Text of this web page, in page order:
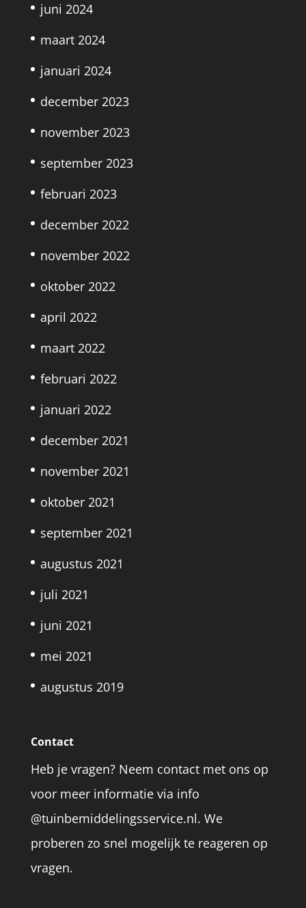
juni 2024
maart 2024
januari 2024
december 2023
november 2023
september 2023
februari 2023
december 2022
november 2022
oktober 2022
april 2022
maart 2022
februari 2022
januari 2022
december 2021
november 2021
oktober 2021
september 2021
augustus 2021
juli 2021
juni 2021
mei 2021
augustus 2019
Contact
Heb je vragen? Neem contact met ons op
voor meer informatie via info
@tuinbemiddelingsservice.nl. We
proberen zo snel mogelijk te reageren op
vragen.